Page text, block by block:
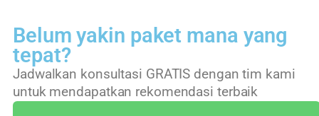
Belum yakin paket mana yang
tepat?
Jadwalkan konsultasi GRATIS dengan tim kami
untuk mendapatkan rekomendasi terbaik